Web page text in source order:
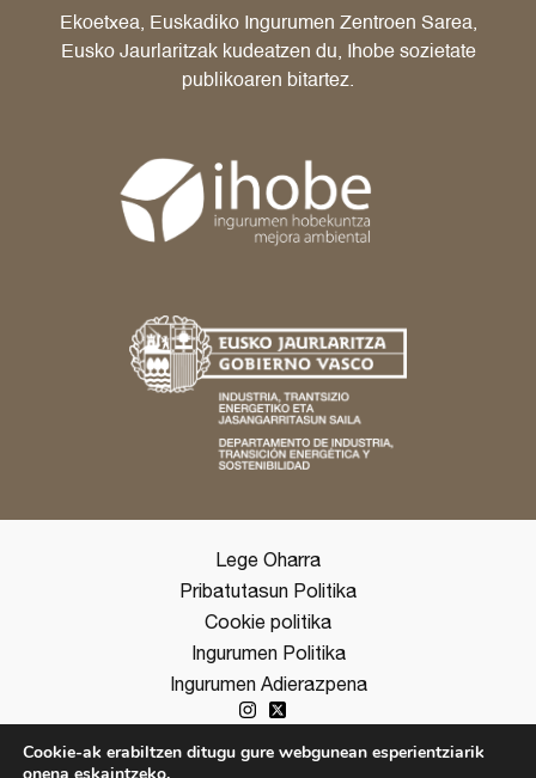
Ekoetxea, Euskadiko Ingurumen Zentroen Sarea,
Eusko Jaurlaritzak kudeatzen du, Ihobe sozietate
publikoaren bitartez.
Lege Oharra
Pribatutasun Politika
Cookie politika
Ingurumen Politika
Ingurumen Adierazpena
Cookie-ak erabiltzen ditugu gure webgunean esperientziarik